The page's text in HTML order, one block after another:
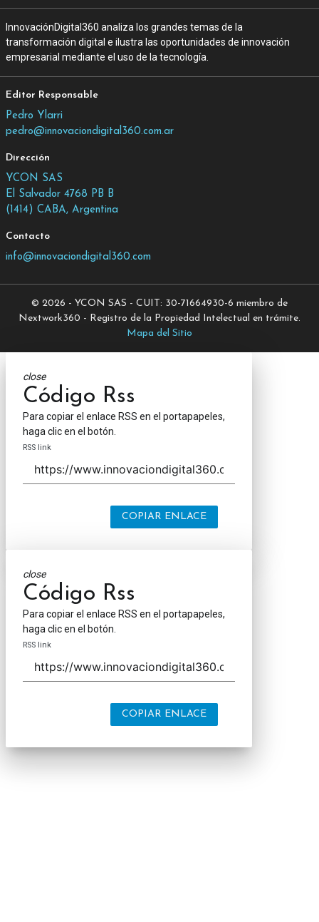
InnovaciónDigital360 analiza los grandes temas de la
transformación digital e ilustra las oportunidades de innovación
empresarial mediante el uso de la tecnología.
Editor Responsable
Pedro Ylarri
pedro@innovaciondigital360.com.ar
Dirección
YCON SAS
El Salvador 4768 PB B
(1414) CABA, Argentina
Contacto
info@innovaciondigital360.com
© 2026 - YCON SAS - CUIT: 30-71664930-6 miembro de
Nextwork360 - Registro de la Propiedad Intelectual en trámite.
Mapa del Sitio
close
Código Rss
Para copiar el enlace RSS en el portapapeles,
haga clic en el botón.
RSS link
COPIAR ENLACE
close
Código Rss
Para copiar el enlace RSS en el portapapeles,
haga clic en el botón.
RSS link
COPIAR ENLACE